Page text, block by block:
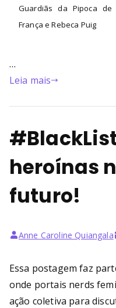
Guardiãs da Pipoca
França e Rebeca Puig
…
Leia mais
heroínas
futuro!
Anne Caroline Quiangala
Essa postagem faz
onde portais nerds
ação coletiva para